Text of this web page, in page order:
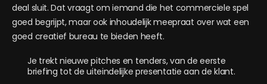
deal sluit. Dat vraagt om iemand die het commerciele spel
goed begrijpt, maar ook inhoudelijk meepraat over wat een
goed creatief bureau te bieden heeft.
Je trekt nieuwe pitches en tenders, van de eerste
briefing tot de uiteindelijke presentatie aan de klant.